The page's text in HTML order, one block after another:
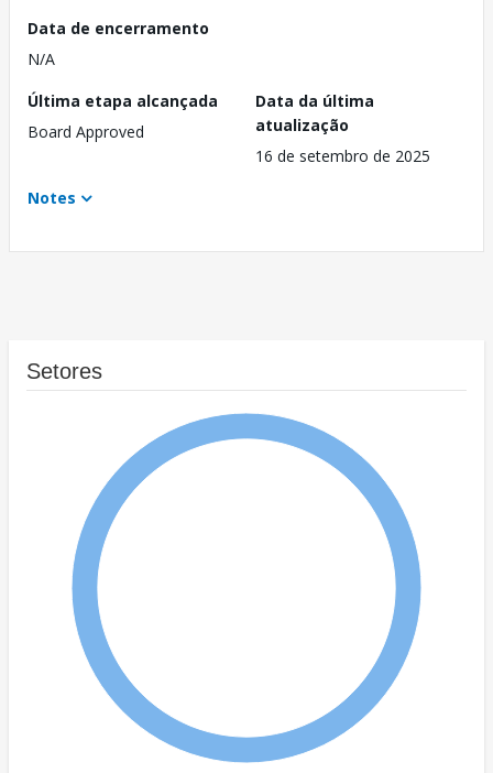
Data de encerramento
N/A
Última etapa alcançada
Board Approved
Data da última
atualização
16 de setembro de 2025
Notes
Setores